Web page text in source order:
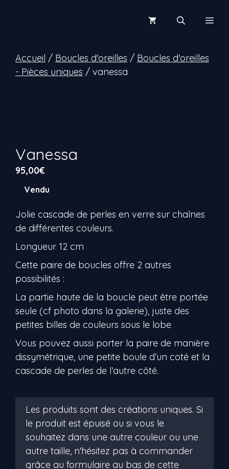
Accueil / Boucles d'oreilles / Boucles d'oreilles
- Pièces uniques / vanessa
Vanessa
95,00€
Vendu
Jolie cascade de perles en verre sur chaînes
de différentes couleurs.
Longueur 12 cm
Cette paire de boucles offre 2 autres
possibilités :
La partie haute de la boucle peut être portée
seule (cf photo dans la galerie), juste des
petites billes de couleurs sous le lobe
Vous pouvez aussi porter la paire de manière
dissymétrique, une petite boule d’un coté et la
cascade de perles de l’autre côté.